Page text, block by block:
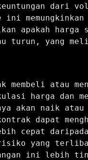
keuntungan dari
ini memungkinkan
apakah harga
turun, yang
membeli atau
harga dan
akan naik atau
dapat
cepat daripada
yang
ini lebih